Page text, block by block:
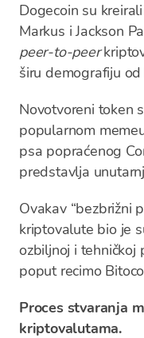
Dogecoin su
Markus i Jackson
peer-to-peer
širu demografiju od
Novotvoreni token
popularnom
psa popraćenog
predstavlja
Ovakav “bezbrižni
kriptovalute bio je
ozbiljnoj i tehničkoj
poput recimo
Proces stvaranja
kriptovalutama.